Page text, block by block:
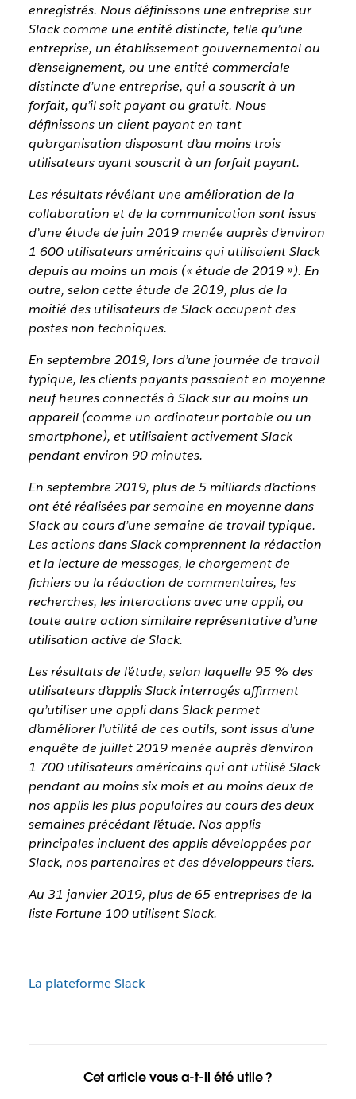
enregistrés. Nous définissons une entreprise sur
Slack comme une entité distincte, telle qu’une
entreprise, un établissement gouvernemental ou
d’enseignement, ou une entité commerciale
distincte d’une entreprise, qui a souscrit à un
forfait, qu’il soit payant ou gratuit. Nous
définissons un client payant en tant
qu’organisation disposant d’au moins trois
utilisateurs ayant souscrit à un forfait payant.
Les résultats révélant une amélioration de la
collaboration et de la communication sont issus
d’une étude de juin 2019 menée auprès d’environ
1 600 utilisateurs américains qui utilisaient Slack
depuis au moins un mois (« étude de 2019 »). En
outre, selon cette étude de 2019, plus de la
moitié des utilisateurs de Slack occupent des
postes non techniques.
En septembre 2019, lors d’une journée de travail
typique, les clients payants passaient en moyenne
neuf heures connectés à Slack sur au moins un
appareil (comme un ordinateur portable ou un
smartphone), et utilisaient activement Slack
pendant environ 90 minutes.
En septembre 2019, plus de 5 milliards d’actions
ont été réalisées par semaine en moyenne dans
Slack au cours d’une semaine de travail typique.
Les actions dans Slack comprennent la rédaction
et la lecture de messages, le chargement de
fichiers ou la rédaction de commentaires, les
recherches, les interactions avec une appli, ou
toute autre action similaire représentative d’une
utilisation active de Slack.
Les résultats de l’étude, selon laquelle 95 % des
utilisateurs d’applis Slack interrogés affirment
qu’utiliser une appli dans Slack permet
d’améliorer l’utilité de ces outils, sont issus d’une
enquête de juillet 2019 menée auprès d’environ
1 700 utilisateurs américains qui ont utilisé Slack
pendant au moins six mois et au moins deux de
nos applis les plus populaires au cours des deux
semaines précédant l’étude. Nos applis
principales incluent des applis développées par
Slack, nos partenaires et des développeurs tiers.
Au 31 janvier 2019, plus de 65 entreprises de la
liste Fortune 100 utilisent Slack.
La plateforme Slack
Cet article vous a-t-il été utile ?